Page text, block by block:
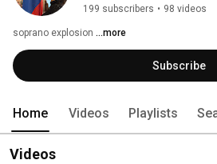
199 subscribers • 98 videos
soprano explosion ...more
Subscribe
Home Videos Playlists
Videos